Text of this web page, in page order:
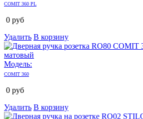
COMIT 360 PL
0 руб
Удалить В корзину
Модель:
COMIT 360
0 руб
Удалить В корзину